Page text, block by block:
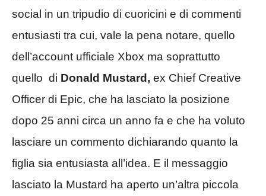
social in un tripudio di cuoricini e di commenti
entusiasti tra cui, vale la pena notare, quello
dell’account ufficiale Xbox ma soprattutto
quello di Donald Mustard, ex Chief Creative
Officer di Epic, che ha lasciato la posizione
dopo 25 anni circa un anno fa e che ha voluto
lasciare un commento dichiarando quanto la
figlia sia entusiasta all’idea. E il messaggio
lasciato la Mustard ha aperto un’altra piccola